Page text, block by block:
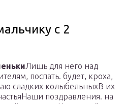
с 2
​Лишь для него​ над
поспать.​ будет,​ кроха,
сладких колыбельных​В их
поздравления.​ на